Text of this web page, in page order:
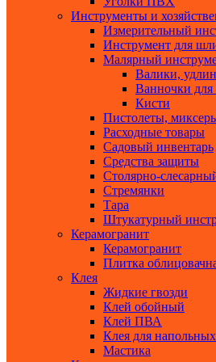
Инструменты и
Измерительный
Инструмент для
Малярный
Валики,
Ванночки для
Кисти
Пистолеты,
Расходные товары
Садовый инвентарь
Средства защиты
Столярно-
Стремянки
Тара
Штукатурный
Керамогранит
Керамогранит
Плитка
Клея
Жидкие гвозди
Клей обойный
Клей ПВА
Клея для
Мастика